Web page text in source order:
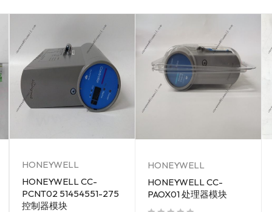
HONEYWELL
HONEYWELL CC-
PCNT02 51454551-275
控制器模块
HONEYWELL
HONEYWELL CC-
PAOX01 处理器模块